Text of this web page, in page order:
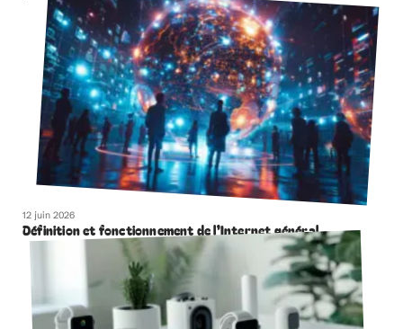
12 juin 2026
Définition et fonctionnement de l’Internet général